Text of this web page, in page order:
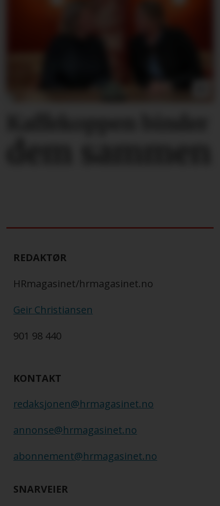
REDAKTØR
HRmagasinet/hrmagasinet.no
Geir Christiansen
901 98 440
KONTAKT
redaksjonen@hrmagasinet.no
annonse@hrmagasinet.no
abonnement@hrmagasinet.no
SNARVEIER